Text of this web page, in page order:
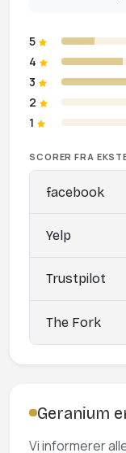
5
4
3
2
1
SCORER FRA
facebook
Yelp
Trustpilot
The Fork
Geranium
Vi informerer